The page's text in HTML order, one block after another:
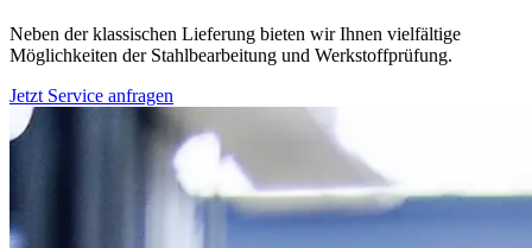
Neben der klassischen Lieferung bieten wir Ihnen vielfältige
Möglichkeiten der Stahlbearbeitung und Werkstoffprüfung.
Jetzt Service anfragen